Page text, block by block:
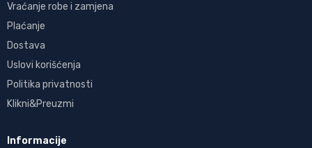
Vraćanje robe i zamjena
Plaćanje
Dostava
Uslovi korišćenja
Politika privatnosti
Klikni&Preuzmi
Informacije